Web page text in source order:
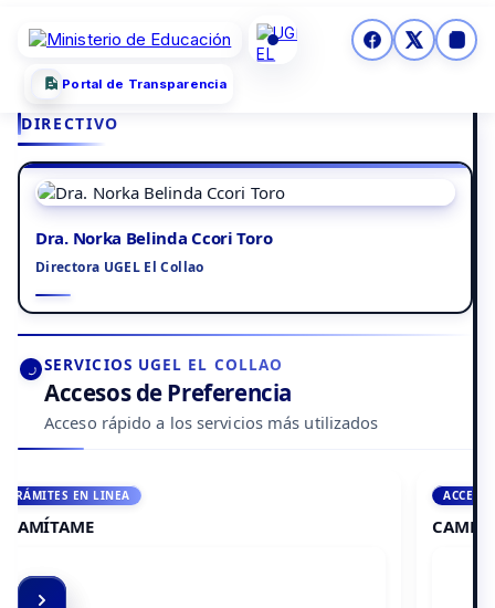
Portal de Transparencia
DIRECTIVO
Dra. Norka Belinda Ccori Toro
Directora UGEL El Collao
SERVICIOS UGEL EL COLLAO
Accesos de Preferencia
Acceso rápido a los servicios más utilizados
ACCEDE A AULA VIRTUAL
CAMPUS VIRTUAL